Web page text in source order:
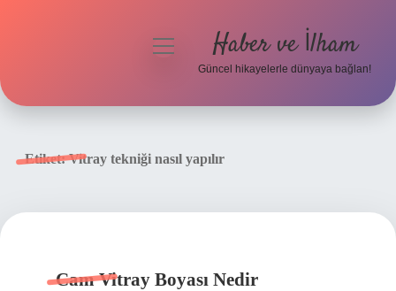
menüyü
Haber ve İlham
Güncel hikayelerle dünyaya bağlan!
Etiket:Vitray tekniği nasıl yapılır
Cam Vitray Boyası Nedir